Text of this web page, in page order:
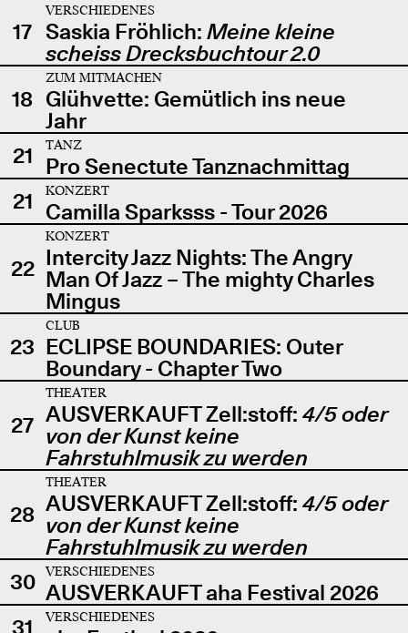
17
VERSCHIEDENES
Saskia Fröhlich: Meine kleine
scheiss Drecksbuchtour 2.0
18
ZUM MITMACHEN
Glühvette: Gemütlich ins neue
Jahr
21
TANZ
Pro Senectute Tanznachmittag
21
KONZERT
Camilla Sparksss - Tour 2026
22
KONZERT
Intercity Jazz Nights: The Angry
Man Of Jazz – The mighty Charles
Mingus
23
CLUB
ECLIPSE BOUNDARIES: Outer
Boundary - Chapter Two
27
THEATER
AUSVERKAUFT Zell:stoff: 4/5 oder
von der Kunst keine
Fahrstuhlmusik zu werden
28
THEATER
AUSVERKAUFT Zell:stoff: 4/5 oder
von der Kunst keine
Fahrstuhlmusik zu werden
30
VERSCHIEDENES
AUSVERKAUFT aha Festival 2026
31
VERSCHIEDENES